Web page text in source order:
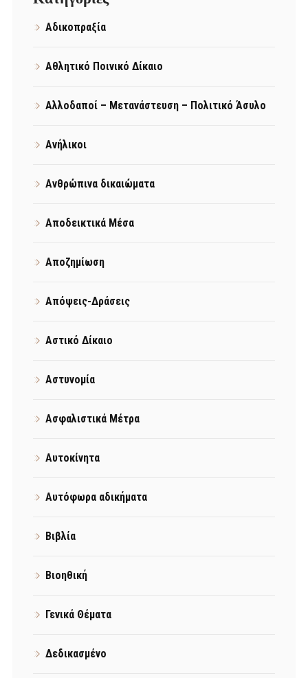
Αδικοπραξία
Αθλητικό Ποινικό Δίκαιο
Αλλοδαποί – Μετανάστευση – Πολιτικό Άσυλο
Ανήλικοι
Ανθρώπινα δικαιώματα
Αποδεικτικά Μέσα
Αποζημίωση
Απόψεις-Δράσεις
Αστικό Δίκαιο
Αστυνομία
Ασφαλιστικά Μέτρα
Αυτοκίνητα
Αυτόφωρα αδικήματα
Βιβλία
Βιοηθική
Γενικά Θέματα
Δεδικασμένο